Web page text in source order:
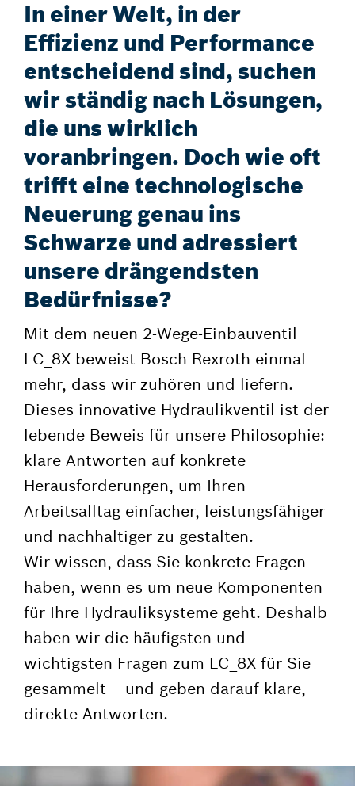
In einer Welt, in der
Effizienz und Performance
entscheidend sind, suchen
wir ständig nach Lösungen,
die uns wirklich
voranbringen. Doch wie oft
trifft eine technologische
Neuerung genau ins
Schwarze und adressiert
unsere drängendsten
Bedürfnisse?
Mit dem neuen 2-Wege-Einbauventil
LC_8X beweist Bosch Rexroth einmal
mehr, dass wir zuhören und liefern.
Dieses innovative Hydraulikventil ist der
lebende Beweis für unsere Philosophie:
klare Antworten auf konkrete
Herausforderungen, um Ihren
Arbeitsalltag einfacher, leistungsfähiger
und nachhaltiger zu gestalten.
Wir wissen, dass Sie konkrete Fragen
haben, wenn es um neue Komponenten
für Ihre Hydrauliksysteme geht. Deshalb
haben wir die häufigsten und
wichtigsten Fragen zum LC_8X für Sie
gesammelt – und geben darauf klare,
direkte Antworten.